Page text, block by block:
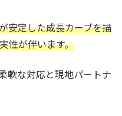
安定した成長カーブを描
性が伴います。
軟な対応と現地パートナ